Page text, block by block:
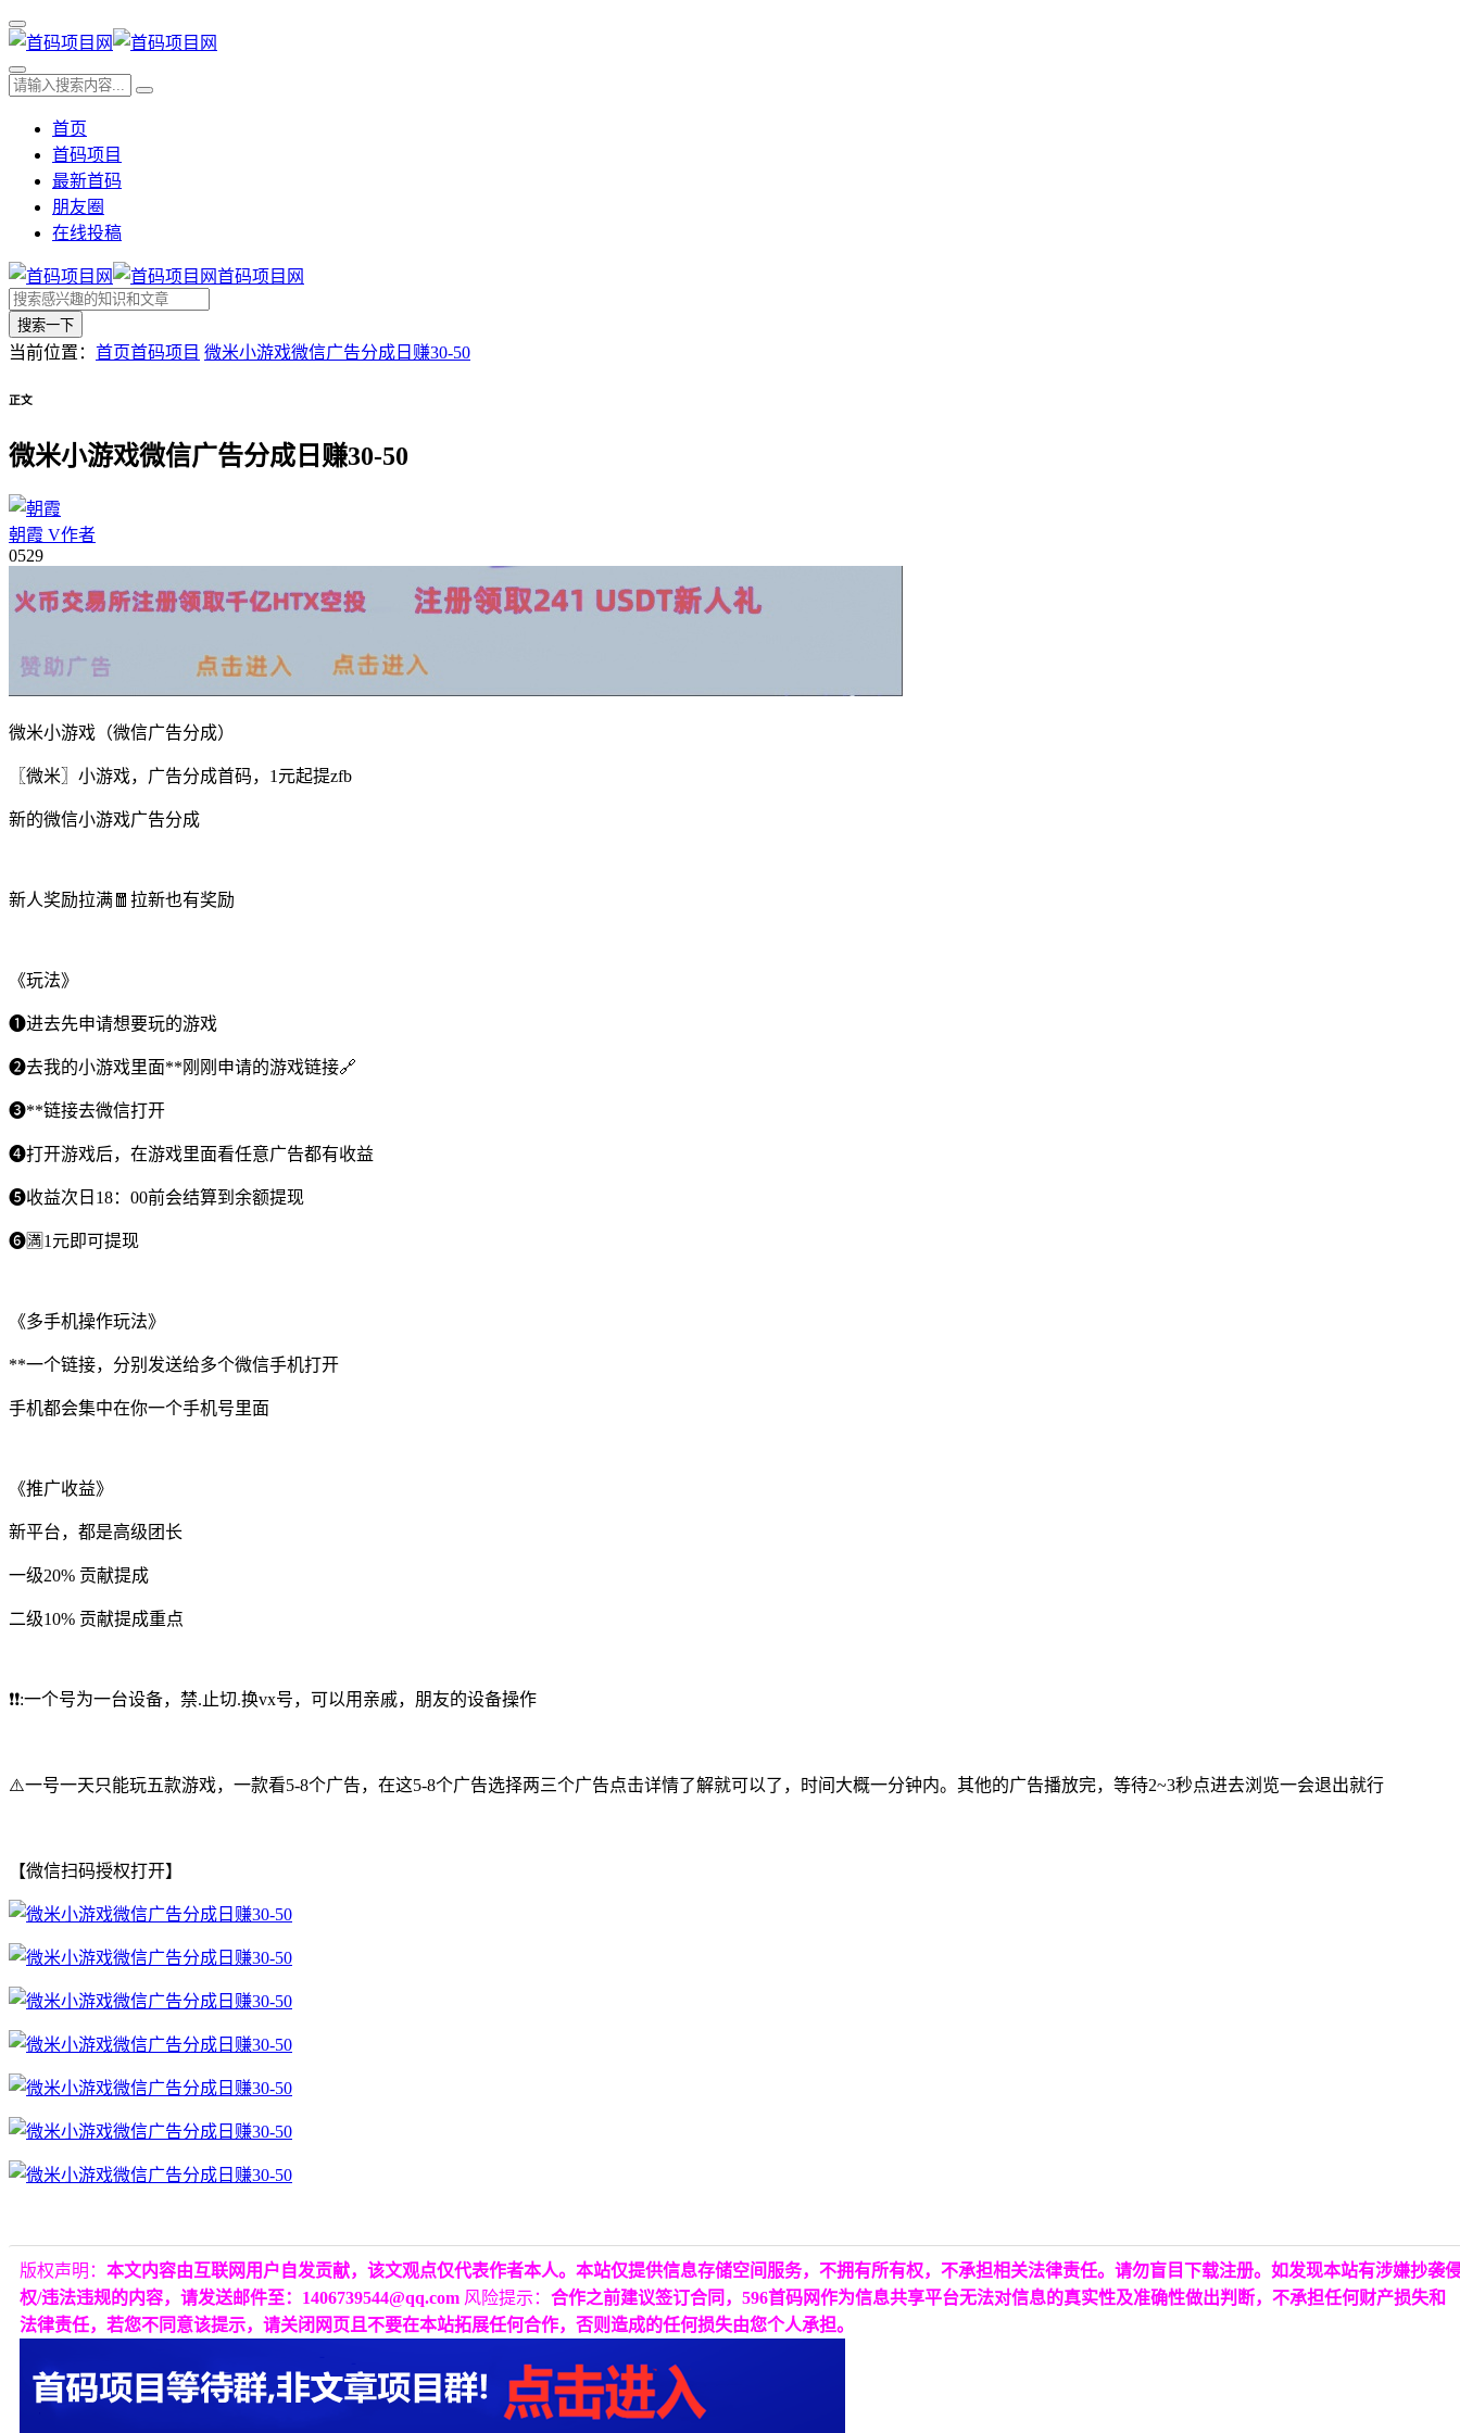
首页
首码项目
最新首码
朋友圈
在线投稿
首码项目网
搜索一下
当前位置： 首页首码项目 微米小游戏微信广告分成日赚30-50
正文
微米小游戏微信广告分成日赚30-50
朝霞 V作者
0529
微米小游戏（微信广告分成）
〖微米〗小游戏，广告分成首码，1元起提zfb
新的微信小游戏广告分成
新人奖励拉满🧧拉新也有奖励
《玩法》
❶进去先申请想要玩的游戏
❷去我的小游戏里面**刚刚申请的游戏链接🔗
❸**链接去微信打开
❹打开游戏后，在游戏里面看任意广告都有收益
❺收益次日18：00前会结算到余额提现
❻🈵1元即可提现
《多手机操作玩法》
**一个链接，分别发送给多个微信手机打开
手机都会集中在你一个手机号里面
《推广收益》
新平台，都是高级团长
一级20% 贡献提成
二级10% 贡献提成重点
❗❗:一个号为一台设备，禁.止切.换vx号，可以用亲戚，朋友的设备操作
⚠️一号一天只能玩五款游戏，一款看5-8个广告，在这5-8个广告选择两三个广告点击详情了解就可以了，时间大概一分钟内。其他的广告播放完，等待2~3秒点进去浏览一会退出就行
【微信扫码授权打开】
版权声明： 本文内容由互联网用户自发贡献，该文观点仅代表作者本人。本站仅提供信息存储空间服务，不拥有所有权，不承担相关法律责任。请勿盲目下载注册。如发现本站有涉嫌抄袭
权/违法违规的内容，请发送邮件至：1406739544@qq.com 风险提示： 合作之前建议签订合同，596首码网作为信息共享平台无法对信息的真实性及准确性做出判断，不承担任何财产损失和
法律责任，若您不同意该提示，请关闭网页且不要在本站拓展任何合作，否则造成的任何损失由您个人承担。